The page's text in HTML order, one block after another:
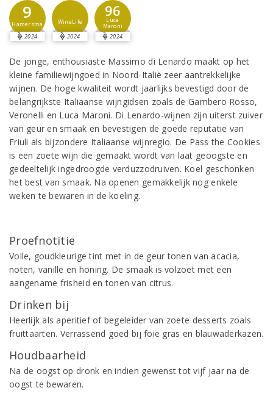
9
Hamersma
2024
WineLife
2024
96
Luca
Maroni
2024
De jonge, enthousiaste Massimo di Lenardo maakt op het
kleine familiewijngoed in Noord-Italië zeer aantrekkelijke
wijnen. De hoge kwaliteit wordt jaarlijks bevestigd door de
belangrijkste Italiaanse wijngidsen zoals de Gambero Rosso,
Veronelli en Luca Maroni. Di Lenardo-wijnen zijn uiterst zuiver
van geur en smaak en bevestigen de goede reputatie van
Friuli als bijzondere Italiaanse wijnregio. De Pass the Cookies
is een zoete wijn die gemaakt wordt van laat geoogste en
gedeeltelijk ingedroogde verduzzodruiven. Koel geschonken
het best van smaak. Na openen gemakkelijk nog enkele
weken te bewaren in de koeling.
Proefnotitie
Volle, goudkleurige tint met in de geur tonen van acacia,
noten, vanille en honing. De smaak is volzoet met een
aangename frisheid en tonen van citrus.
Drinken bij
Heerlijk als aperitief of begeleider van zoete desserts zoals
fruittaarten. Verrassend goed bij foie gras en blauwaderkazen.
Houdbaarheid
Na de oogst op dronk en indien gewenst tot vijf jaar na de
oogst te bewaren.